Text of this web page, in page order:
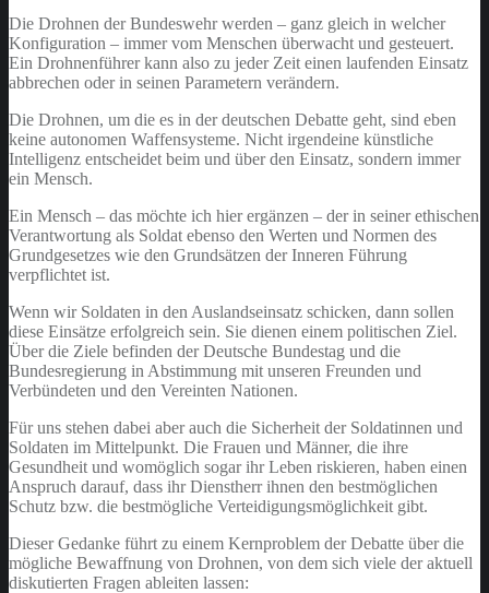
Die Drohnen der Bundeswehr werden – ganz gleich in welcher
Konfiguration – immer vom Menschen überwacht und gesteuert.
Ein Drohnenführer kann also zu jeder Zeit einen laufenden Einsatz
abbrechen oder in seinen Parametern verändern.
Die Drohnen, um die es in der deutschen Debatte geht, sind eben
keine autonomen Waffensysteme. Nicht irgendeine künstliche
Intelligenz entscheidet beim und über den Einsatz, sondern immer
ein Mensch.
Ein Mensch – das möchte ich hier ergänzen – der in seiner ethischen
Verantwortung als Soldat ebenso den Werten und Normen des
Grundgesetzes wie den Grundsätzen der Inneren Führung
verpflichtet ist.
Wenn wir Soldaten in den Auslandseinsatz schicken, dann sollen
diese Einsätze erfolgreich sein. Sie dienen einem politischen Ziel.
Über die Ziele befinden der Deutsche Bundestag und die
Bundesregierung in Abstimmung mit unseren Freunden und
Verbündeten und den Vereinten Nationen.
Für uns stehen dabei aber auch die Sicherheit der Soldatinnen und
Soldaten im Mittelpunkt. Die Frauen und Männer, die ihre
Gesundheit und womöglich sogar ihr Leben riskieren, haben einen
Anspruch darauf, dass ihr Dienstherr ihnen den bestmöglichen
Schutz bzw. die bestmögliche Verteidigungsmöglichkeit gibt.
Dieser Gedanke führt zu einem Kernproblem der Debatte über die
mögliche Bewaffnung von Drohnen, von dem sich viele der aktuell
diskutierten Fragen ableiten lassen: